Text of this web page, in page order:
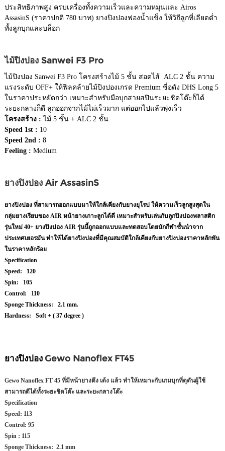
ประสิทธิภาพสูง ครบเครื่องทั้งความเร็วและความหมุนและ Airos
AssasinS (ราคาปกติ 780 บาท) ยางปิงปองฟองน้ำแข็ง ให้วิถีลูกที่เลียดต่ำ
ทั้งลูกบุกและบล็อก
ไม้ปิงปอง Sanwei F3 Pro
ไม้ปิงปอง Sanwei F3 Pro โครงสร้างไม้ 5 ชั้น สอดไส้ ALC 2 ชั้น ความ
แรงระดับ OFF+ ให้ฟิลคล้ายไม้ปิงปองเกรด Premium ชื่อดัง DHS Long 5
ในราคาประหยัดกว่า เหมาะสำหรับมือบุกสายสปินระยะชิดโต๊ะก็ได้
ระยะกลางก็ดี ลูกออกจากไม้ไม่เร็วมาก แต่ออกไปแล้วพุ่งเร็ว
โครงสร้าง :ไม้ 5 ชั้น + ALC 2 ชั้น
Speed 1st : 10
Speed 2nd : 8
Feeling : Medium
ยางปิงปอง Air AssasinS
ยางปิงปอง ที่สามารถออกแบบมาให้ใกล้เคียงกับยางยุโรป ให้ความเร็วลูกสูงสุดใน
กลุ่มยางเรียบของ AIR หน้ายางเกาะลูกได้ดี เหมาะสำหรับเล่นกับลูกปิงปองพลาสติก
รุ่นใหม่ 40+ ยางปิงปอง AIR รุ่นนี้ถูกออกแบบและทดสอบโดยนักกีฬาชั้นนำจาก
ประเทศเยอรมัน ทำให้ได้ยางปิงปองที่มีคุณสมบัติใกล้เคียงกับยางปิงปองราคาหลักพัน
ในราคาหลักร้อย
Specification
Speed: 120
Spin: 105
Control: 110
Sponge Thickness: 2.1 mm.
Hardness: Soft + ( 37 degree )
ยางปิงปอง Gewo Nanoflex FT45
Gewo Nanoflex FT 45 ที่มีหน้ายางตึง เด้ง แล้ว ทำให้เหมาะกับเกมบุกที่ดุดันผู้ใช้
สามารถตีได้ทั้งระยะชิดโต๊ะ และระยะกลางโต๊ะ
Specification
Speed: 113
Control: 95
Spin : 115
Sponge Thickness: 2.1 mm